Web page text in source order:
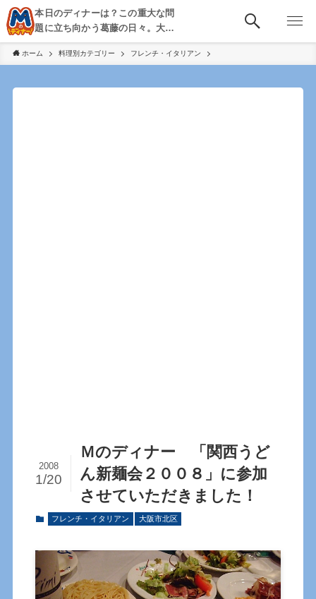
本日のディナーは？この重大な問
題に立ち向かう葛藤の日々。大
阪・京都・神戸を中心とした食べ
歩き、飲み歩きを綴る。
ホーム 料理別カテゴリー フレンチ・イタリアン
Ｍのディナー 「関西うど
ん新麺会２００８」に参加
させていただきました！
2008
1/20
フレンチ・イタリアン 大阪市北区